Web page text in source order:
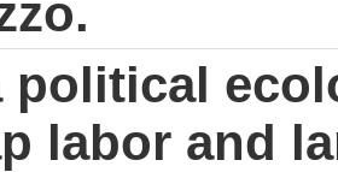
political
labor and